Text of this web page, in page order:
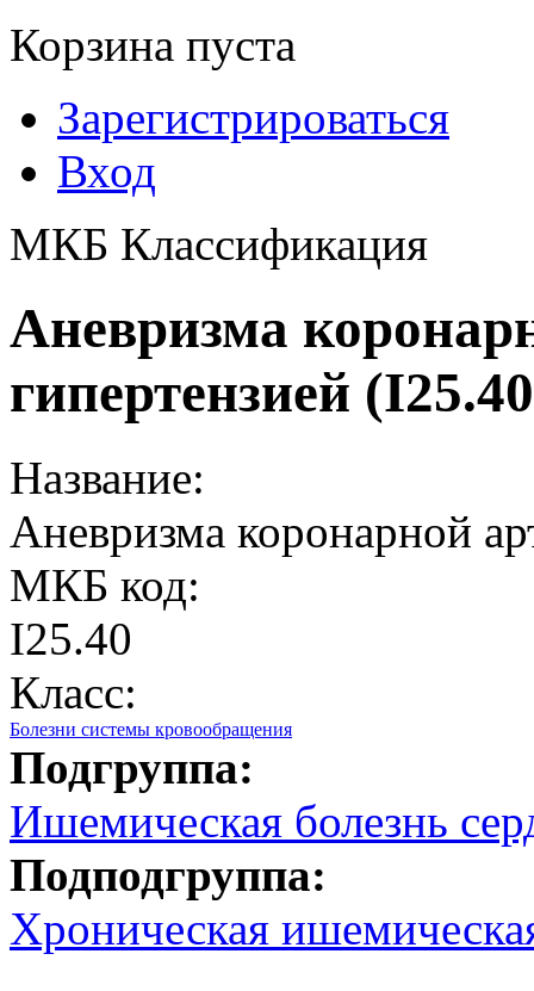
Корзина пуста
Зарегистрироваться
Вход
МКБ Классификация
Аневризма
гипертензией
Название:
Аневризма коронарной
МКБ код:
I25.40
Класс:
Болезни системы кровообращения
Подгруппа:
Ишемическая болезнь
Подподгруппа:
Хроническая